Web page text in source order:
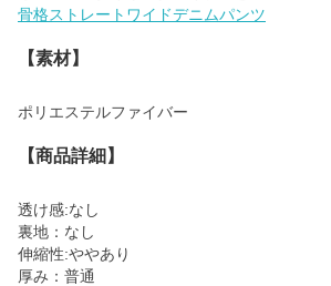
骨格ストレートワイドデニムパンツ
【素材】
ポリエステルファイバー
【商品詳細】
透け感:なし
裏地：なし
伸縮性:ややあり
厚み：普通